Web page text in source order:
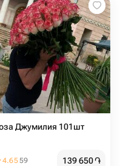
Роза Джумилия 101шт
4.6559 139 650֏